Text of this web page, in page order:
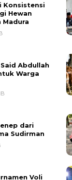
Konsistensi
Hewan
Madura
Abdullah
Warga
dari
Sudirman
Voli